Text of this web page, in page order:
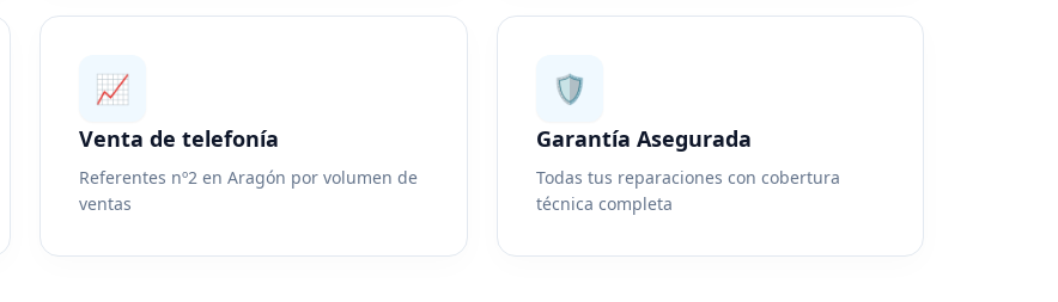
📈
Venta de telefonía
Referentes nº2 en Aragón por volumen de
ventas
🛡️
Garantía Asegurada
Todas tus reparaciones con cobertura
técnica completa